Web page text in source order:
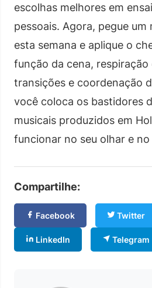
escolhas melhores em
pessoais. Agora, pegue um
esta semana e aplique o
função da cena, respiração
transições e coordenação
você coloca os bastidores
musicais produzidos em
funcionar no seu olhar e
Compartilhe:
Facebook Twitter
LinkedIn Telegram